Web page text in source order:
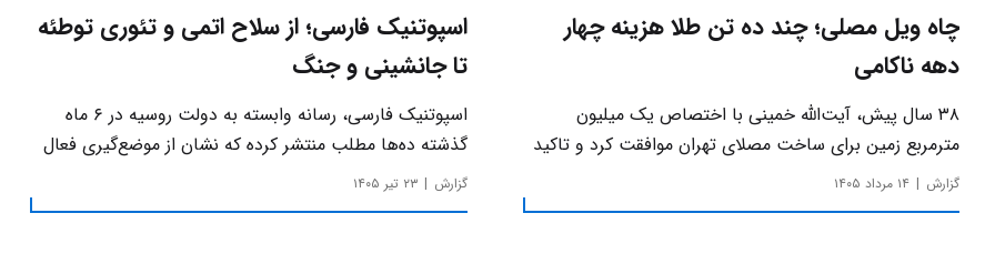
چاه ویل مصلی؛ چند ده تن طلا هزینه چهار
دهه ناکامی
۳۸ سال پیش، آیت‌الله خمینی با اختصاص یک میلیون
مترمربع زمین برای ساخت مصلای تهران موافقت کرد و تاکید
داشت که این بنا باید به دور از زرق‌وبرق و یادآور سادگی
مساجد صدر اسلام باشد.
گزارش ۱۴ مرداد ۱۴۰۵
اسپوتنیک فارسی؛ از سلاح اتمی و تئوری توطئه
تا جانشینی و جنگ
اسپوتنیک فارسی، رسانه وابسته به دولت روسیه در ۶ ماه
گذشته ده‌ها مطلب منتشر کرده که نشان از موضع‌گیری فعال
این رسانه‌ در حساس‌ترین مسائل چالش‌های داخلی ایران
دارد.
گزارش ۲۳ تیر ۱۴۰۵